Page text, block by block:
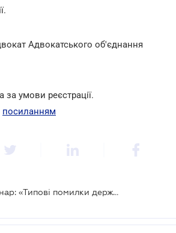
Адвокатського об'єднання
умови реєстрації.
посиланням
Безкоштовний вебінар: «Типові помилки держорганів в судах »